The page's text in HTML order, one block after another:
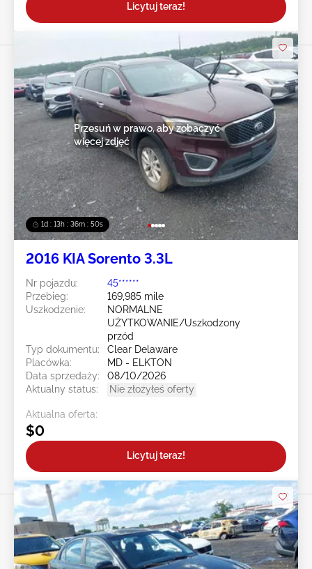
Licytuj teraz!
1d : 13h : 36m : 47s
Przesuń w prawo, aby zobaczyć
więcej zdjęć
2016 KIA Sorento 3.3L
Nr pojazdu:
45******
Przebieg:
169,985 mile
Uszkodzenie:
NORMALNE
UŻYTKOWANIE/Uszkodzony
przód
Typ dokumentu:
Clear Delaware
Placówka:
MD - ELKTON
Data sprzedaży:
08/10/2026
Aktualny status:
Nie złożyłeś oferty
Aktualna oferta:
$0
Licytuj teraz!